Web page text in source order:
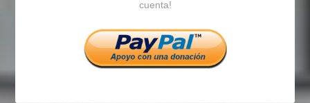
Facebook
Twitter
Instagram
cuenta!